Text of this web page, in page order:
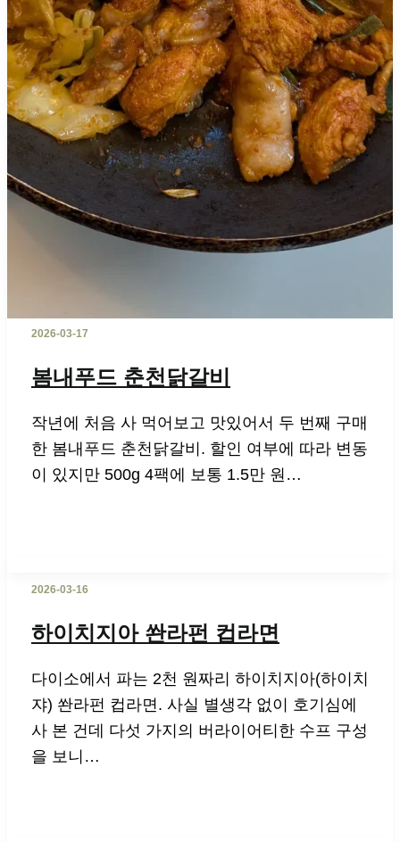
2026-03-17
봄내푸드 춘천닭갈비
작년에 처음 사 먹어보고 맛있어서 두 번째 구매
한 봄내푸드 춘천닭갈비. 할인 여부에 따라 변동
이 있지만 500g 4팩에 보통 1.5만 원…
2026-03-16
하이치지아 쏸라펀 컵라면
다이소에서 파는 2천 원짜리 하이치지아(하이치
쟈) 쏸라펀 컵라면. 사실 별생각 없이 호기심에
사 본 건데 다섯 가지의 버라이어티한 수프 구성
을 보니…